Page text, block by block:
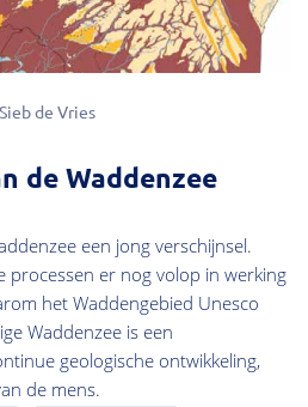
Sieb de Vries
de Waddenzee
een jong verschijnsel.
processen er nog volop in werking
het Waddengebied Unesco
Waddenzee is een
geologische ontwikkeling,
de mens.